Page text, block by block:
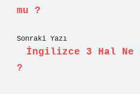
mu ?
Sonraki Yazı
İngilizce 3 Hal Ne
?